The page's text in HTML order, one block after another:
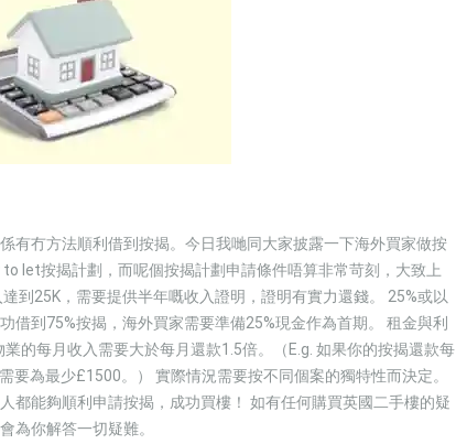
有冇方法順利借到按揭。今日我哋同大家披露一下海外買家做按
let按揭計劃，而呢個按揭計劃申請條件唔算非常苛刻，大致上
到25K，需要提供半年嘅收入證明，證明有實力還錢。 25%或以
借到75%按揭，海外買家需要準備25%現金作為首期。 租金與利
的每月收入需要大於每月還款1.5倍。（E.g. 如果你的按揭還款每
要為最少£1500。） 實際情況需要按不同個案的獨特性而決定。
都能夠順利申請按揭，成功買樓！ 如有任何購買英國二手樓的疑
為你解答一切疑難。